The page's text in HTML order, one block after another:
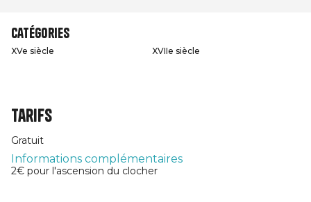
Catégories
XVe siècle XVIIe siècle
Tarifs
Gratuit
Informations complémentaires
2€ pour l'ascension du clocher